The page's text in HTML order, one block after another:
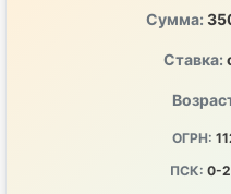
Сумма:
Ставка:
ОГРН:
ПСК: 0-